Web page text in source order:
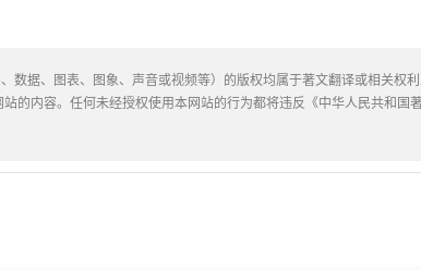
数据、图表、图象、声音或视频等）的版权均属于著文翻译或相关权
的内容。任何未经授权使用本网站的行为都将违反《中华人民共和国